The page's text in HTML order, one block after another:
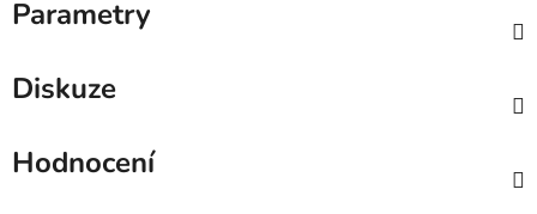
Parametry
Diskuze
Hodnocení